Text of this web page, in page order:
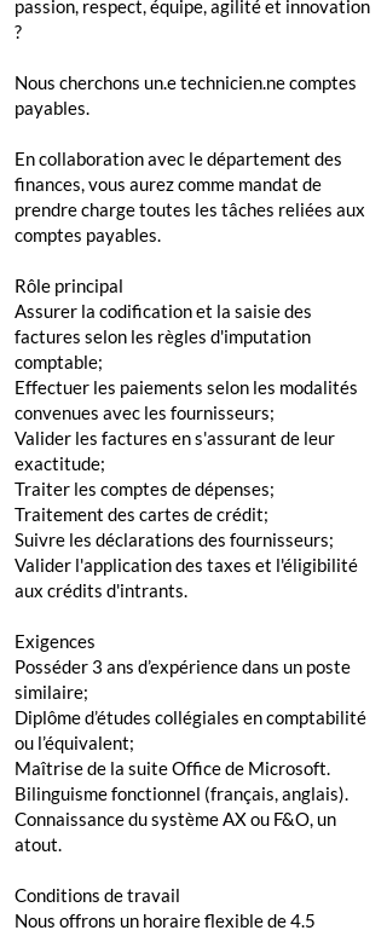
passion, respect, équipe, agilité et innovation
?
Nous cherchons un.e technicien.ne comptes
payables.
En collaboration avec le département des
finances, vous aurez comme mandat de
prendre charge toutes les tâches reliées aux
comptes payables.
Rôle principal
Assurer la codification et la saisie des
factures selon les règles d'imputation
comptable;
Effectuer les paiements selon les modalités
convenues avec les fournisseurs;
Valider les factures en s'assurant de leur
exactitude;
Traiter les comptes de dépenses;
Traitement des cartes de crédit;
Suivre les déclarations des fournisseurs;
Valider l'application des taxes et l'éligibilité
aux crédits d'intrants.
Exigences
Posséder 3 ans d’expérience dans un poste
similaire;
Diplôme d’études collégiales en comptabilité
ou l’équivalent;
Maîtrise de la suite Office de Microsoft.
Bilinguisme fonctionnel (français, anglais).
Connaissance du système AX ou F&O, un
atout.
Conditions de travail
Nous offrons un horaire flexible de 4.5